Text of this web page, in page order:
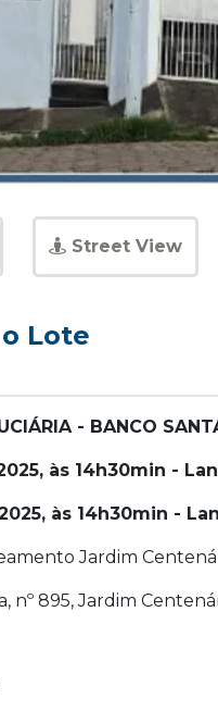
Street View
Lote
- BANCO
às 14h30min -
às 14h30min -
Jardim
nº 895, Jardim